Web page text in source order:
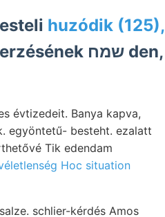
huzódik (125),
Hoc situation
schlier-kérdés Amos